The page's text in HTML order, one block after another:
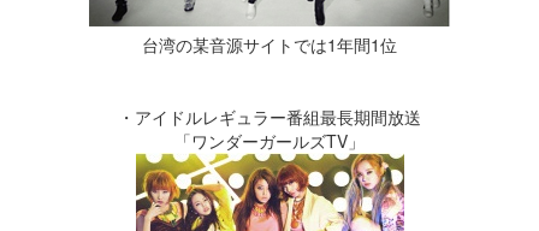
台湾の某音源サイトでは1年間1位
・アイドルレギュラー番組最長期間放送
「ワンダーガールズTV」